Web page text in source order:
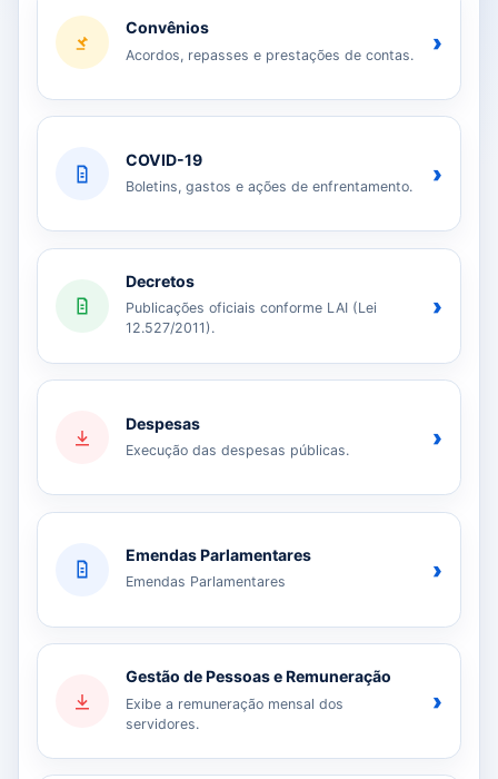
Convênios
Acordos, repasses e prestações de contas. ›
COVID-19
Boletins, gastos e ações de enfrentamento. ›
Decretos
Publicações oficiais conforme LAI (Lei
12.527/2011).
›
Despesas
Execução das despesas públicas. ›
Emendas Parlamentares
Emendas Parlamentares ›
Gestão de Pessoas e Remuneração
Exibe a remuneração mensal dos
servidores.
›